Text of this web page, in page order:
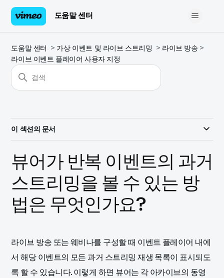
도움말 센터
도움말 센터 가상 이벤트 및 라이브 스트리밍
라이브 방송
라이브 이벤트 플레이어 사용자 지정
이 섹션의 문서
뷰어가 반복 이벤트의 과거
스트리밍을 볼 수 있는 방
법은 무엇인가요?
라이브 방송 또는 웨비나를 구성할 때 이벤트 플레이어 내에
서 해당 이벤트의 모든 과거 스트리밍 재생 목록이 표시되도
록 할 수 있습니다. 이렇게 하면 뷰어는 각 아카이브의 동영